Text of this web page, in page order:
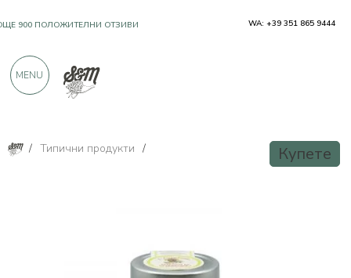
/ Типични продукти / Купете
900 ПОЛОЖИТЕЛНИ ОТЗИВИ WA: +39 351 865 9444
MENU